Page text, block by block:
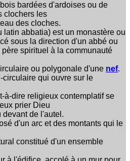
bardées d'ardoises ou de
clochers les
des cloches.
latin abbatia) est un monastère ou
sous la direction d'un abbé ou
spirituel à la communauté
ou polygonale d'une nef.
circulaire qui ouvre sur le
à-dire religieux contemplatif se
prier Dieu
devant de l'autel.
d'un arc et des montants qui le
constitué d'un ensemble